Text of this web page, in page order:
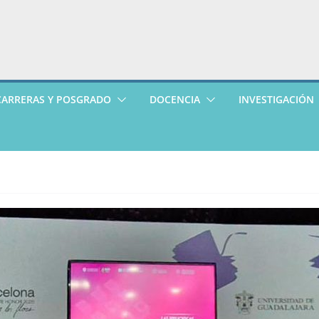
Y POSGRADO DOCENCIA INVESTIGACIÓN